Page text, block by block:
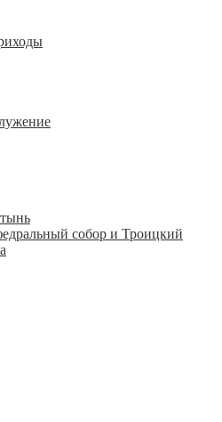
собор и Троицкий